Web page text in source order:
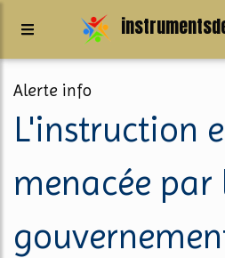
Alerte info
L'instruction
menacée par